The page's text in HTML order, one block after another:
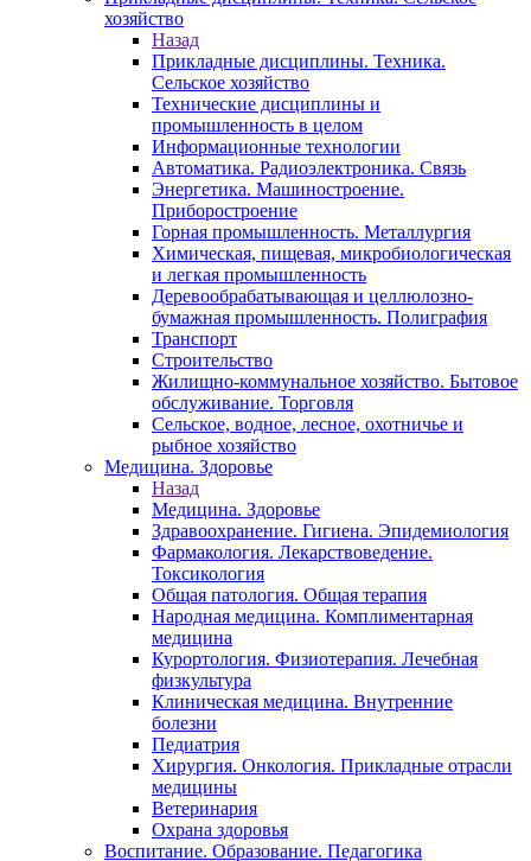
хозяйство
Назад
Прикладные дисциплины. Техника.
Сельское хозяйство
Технические дисциплины и
промышленность в целом
Информационные технологии
Автоматика. Радиоэлектроника. Связь
Энергетика. Машиностроение.
Приборостроение
Горная промышленность. Металлургия
Химическая, пищевая, микробиологическая
и легкая промышленность
Деревообрабатывающая и целлюлозно-
бумажная промышленность. Полиграфия
Транспорт
Строительство
Жилищно-коммунальное хозяйство. Бытовое
обслуживание. Торговля
Сельское, водное, лесное, охотничье и
рыбное хозяйство
Медицина. Здоровье
Назад
Медицина. Здоровье
Здравоохранение. Гигиена. Эпидемиология
Фармакология. Лекарствоведение.
Токсикология
Общая патология. Общая терапия
Народная медицина. Комплиментарная
медицина
Курортология. Физиотерапия. Лечебная
физкультура
Клиническая медицина. Внутренние
болезни
Педиатрия
Хирургия. Онкология. Прикладные отрасли
медицины
Ветеринария
Охрана здоровья
Воспитание. Образование. Педагогика